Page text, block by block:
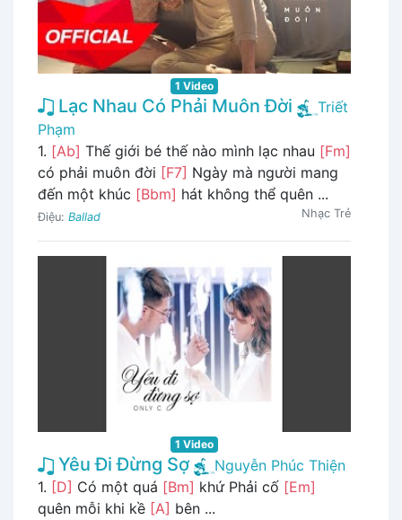
1 Video
Lạc Nhau Có Phải Muôn Đời
Triết
Phạm
1. [Ab] Thế giới bé thế nào mình lạc nhau [Fm]
có phải muôn đời [F7] Ngày mà người mang
đến một khúc [Bbm] hát không thể quên ...
Điệu: Ballad Nhạc Trẻ
1 Video
Yêu Đi Đừng Sợ
Nguyễn Phúc Thiện
1. [D] Có một quá [Bm] khứ Phải cố [Em]
quên mỗi khi kề [A] bên ...